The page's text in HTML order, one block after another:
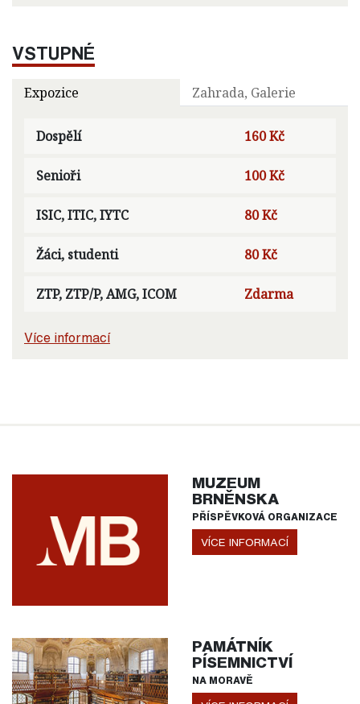
VSTUPNÉ
Expozice Zahrada, Galerie
Dospělí 160 Kč
Senioři 100 Kč
ISIC, ITIC, IYTC 80 Kč
Žáci, studenti 80 Kč
ZTP, ZTP/P, AMG, ICOM Zdarma
Více informací
MUZEUM
BRNĚNSKA
PŘÍSPĚVKOVÁ ORGANIZACE
VÍCE INFORMACÍ
PAMÁTNÍK
PÍSEMNICTVÍ
NA MORAVĚ